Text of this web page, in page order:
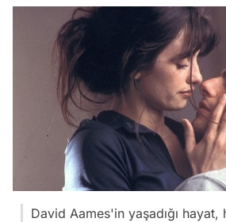
David Aames'in yaşadığı